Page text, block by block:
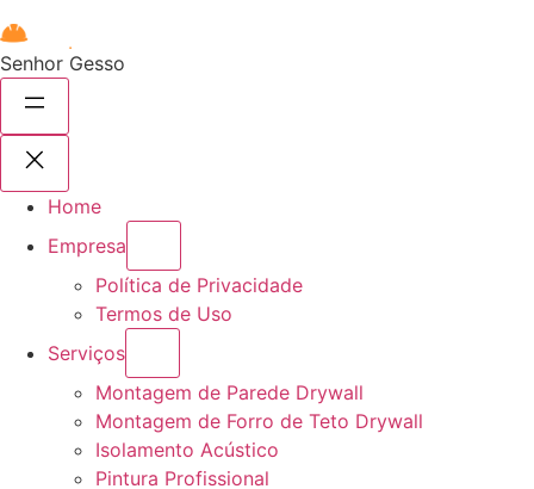
Senhor Gesso
Home
Empresa
Política de Privacidade
Termos de Uso
Serviços
Montagem de Parede Drywall
Montagem de Forro de Teto Drywall
Isolamento Acústico
Pintura Profissional